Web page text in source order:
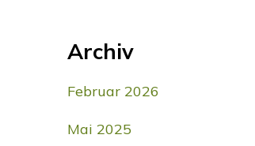
Archiv
Februar 2026
Mai 2025